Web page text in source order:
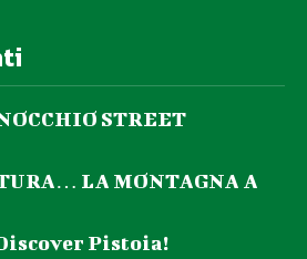
con gli amici ferraristi
alle ore 9.30
20 MAGGIO
AperiVillage
Musica dalle 19.00
STREET
LA MONTAGNA A
Pistoia!